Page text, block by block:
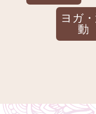
ヨガ
動